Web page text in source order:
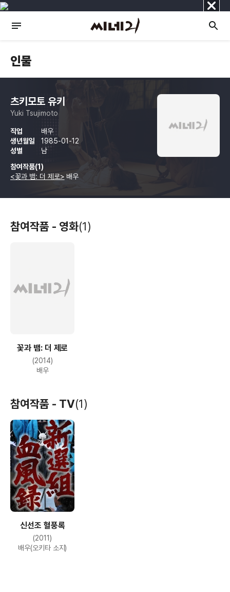
닫
기
인물
츠키모토 유키
Yuki Tsujimoto
직업
배우
생년월일
1985-01-12
성별
남
참여작품(1)
<꽃과 뱀: 더 제로> 배우
참여작품 - 영화(1)
꽃과 뱀: 더 제로
(2014)
배우
참여작품 - TV(1)
신선조 혈풍록
(2011)
배우(오키타 소지)